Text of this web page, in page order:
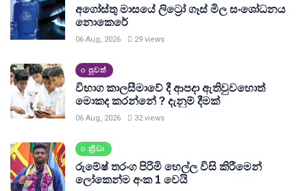
අගෝස්තු මාසයේ ලිට්‍රෝ ගෑස් මිල සංශෝධනය
නොකෙරේ
06 Aug, 2026 29 views
පුවත්
විභාග කාලසීමාවේ දී ආපදා ඇතිවුවහොත්
මොකද කරන්නේ ? දැනුම් දීමක්
06 Aug, 2026 32 views
ක්‍රීඩා
රුමේෂ් තරංග පිරිමි හෙල්ල විසි කිරීමෙන්
ලෝකෙන්ම අංක 1 වෙයි